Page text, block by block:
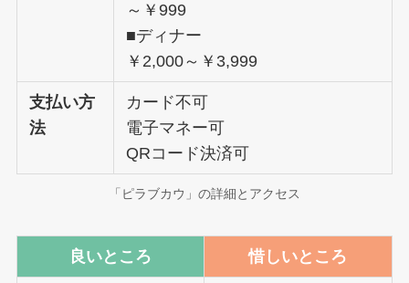
～￥999
■ディナー
￥2,000～￥3,999
支払い方
法
カード不可
電子マネー可
QRコード決済可
「ピラブカウ」の詳細とアクセス
良いところ 惜しいところ